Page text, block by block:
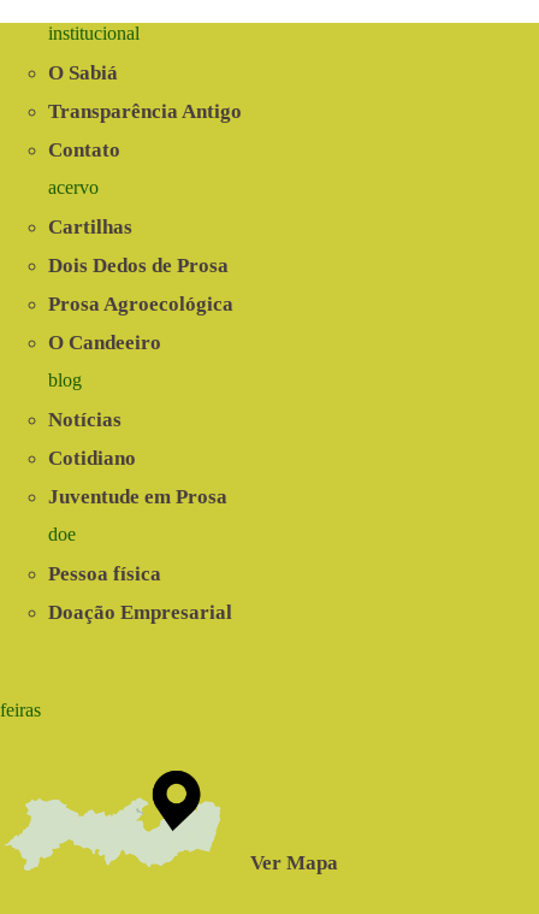
institucional
O Sabiá
Transparência Antigo
Contato
acervo
Cartilhas
Dois Dedos de Prosa
Prosa Agroecológica
O Candeeiro
blog
Notícias
Cotidiano
Juventude em Prosa
doe
Pessoa física
Doação Empresarial
feiras
Ver Mapa